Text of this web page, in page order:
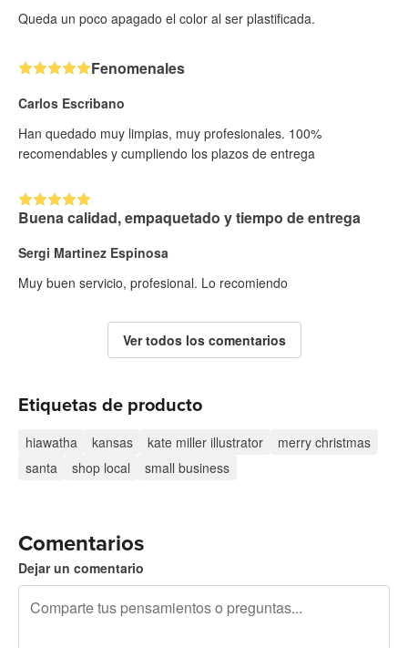
Queda un poco apagado el color al ser plastificada.
Fenomenales
Carlos Escribano
Han quedado muy limpias, muy profesionales. 100%
recomendables y cumpliendo los plazos de entrega
Buena calidad, empaquetado y tiempo de entrega
Sergi Martinez Espinosa
Muy buen servicio, profesional. Lo recomiendo
Ver todos los comentarios
Etiquetas de producto
hiawatha kansas kate miller illustrator
merry christmas
santa
shop local small business
Comentarios
Dejar un comentario